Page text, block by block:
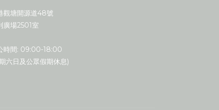
觀塘開源道48號
廣場2501室
時間: 09:00-18:00
六日及公眾假期休息)